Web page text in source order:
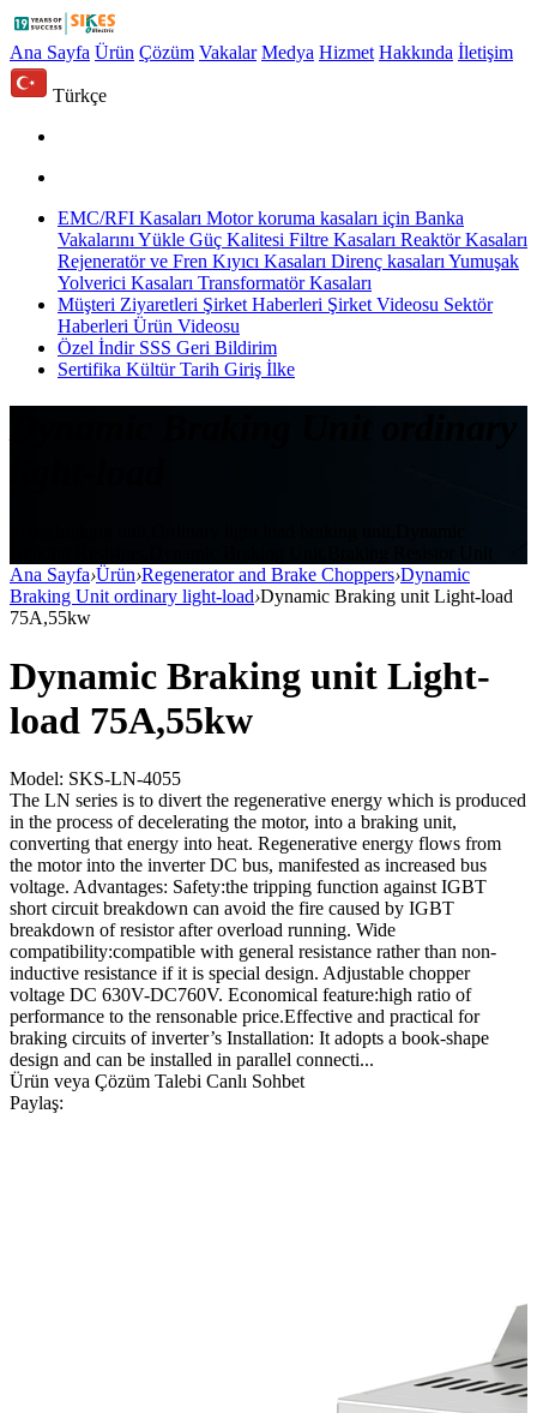
Ana Sayfa Ürün Çözüm Vakalar Medya Hizmet Hakkında İletişim
Türkçe
EMC/RFI Kasaları Motor koruma kasaları için Banka
Vakalarını Yükle Güç Kalitesi Filtre Kasaları Reaktör Kasaları
Rejeneratör ve Fren Kıyıcı Kasaları Direnç kasaları Yumuşak
Yolverici Kasaları Transformatör Kasaları
Müşteri Ziyaretleri Şirket Haberleri Şirket Videosu Sektör
Haberleri Ürün Videosu
Özel İndir SSS Geri Bildirim
Sertifika Kültür Tarih Giriş İlke
Ana Sayfa›Ürün›Regenerator and Brake Choppers›Dynamic
Braking Unit ordinary light-load›Dynamic Braking unit Light-load
75A,55kw
Dynamic Braking unit Light-
load 75A,55kw
Model: SKS-LN-4055
The LN series is to divert the regenerative energy which is produced
in the process of decelerating the motor, into a braking unit,
converting that energy into heat. Regenerative energy flows from
the motor into the inverter DC bus, manifested as increased bus
voltage. Advantages: Safety:the tripping function against IGBT
short circuit breakdown can avoid the fire caused by IGBT
breakdown of resistor after overload running. Wide
compatibility:compatible with general resistance rather than non-
inductive resistance if it is special design. Adjustable chopper
voltage DC 630V-DC760V. Economical feature:high ratio of
performance to the rensonable price.Effective and practical for
braking circuits of inverter’s Installation: It adopts a book-shape
design and can be installed in parallel connecti...
Ürün veya Çözüm Talebi Canlı Sohbet
Paylaş: